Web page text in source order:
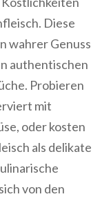
Diese
wahrer Genuss
authentischen
Probieren
mit
oder kosten
als delikate
von den